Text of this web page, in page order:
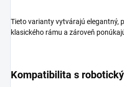
Tieto varianty vytvárajú elegantný,
klasického rámu a zároveň
Kompatibilita s